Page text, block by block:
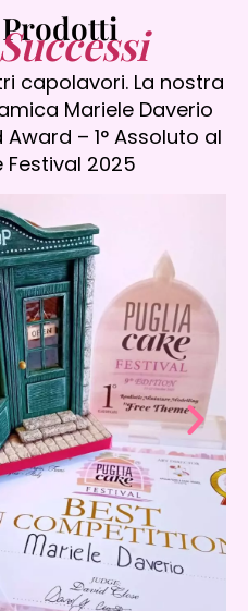
capolavori. La nostra
Mariele Daverio
– 1° Assoluto al
Festival 2025